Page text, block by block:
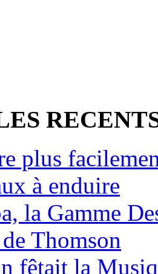
plus
à enduire
la Gamme
Thomson
fêtait la